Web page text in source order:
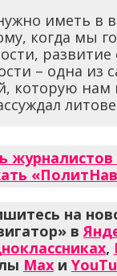
иметь в
когда мы
– одна из
которую нам
на
в
,
Max и